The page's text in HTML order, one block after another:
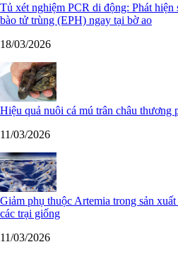
Tủ xét nghiệm PCR di động: Phát hiện
bào tử trùng (EPH) ngay tại bờ ao
18/03/2026
Hiệu quả nuôi cá mú trân châu thương
11/03/2026
Giảm phụ thuộc Artemia trong sản
các trại giống
11/03/2026